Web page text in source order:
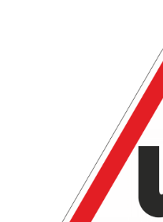
Светодиодные
Дорожные знаки
Заградительные
Передвижные
Опоры